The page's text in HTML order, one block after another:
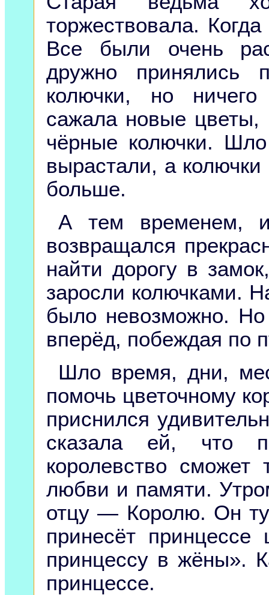
торжествовала.
Все были очень
дружно принялись
колючки, но
сажала новые цветы,
чёрные колючки.
вырастали, а
больше.
А тем временем,
возвращался
найти дорогу в
заросли колючками.
было невозможно.
вперёд, побеждая по
Шло время, дни,
помочь цветочному
приснился
сказала ей, что
королевство сможет
любви и памяти.
отцу — Королю. Он
принесёт принцессе
принцессу в жёны».
принцессе.